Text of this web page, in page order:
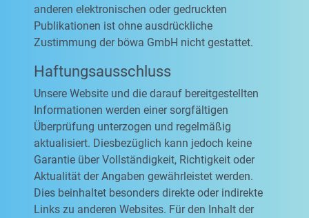
anderen elektronischen oder gedruckten
Publikationen ist ohne ausdrückliche
Zustimmung der böwa GmbH nicht gestattet.
Haftungsausschluss
Unsere Website und die darauf bereitgestellten
Informationen werden einer sorgfältigen
Überprüfung unterzogen und regelmäßig
aktualisiert. Diesbezüglich kann jedoch keine
Garantie über Vollständigkeit, Richtigkeit oder
Aktualität der Angaben gewährleistet werden.
Dies beinhaltet besonders direkte oder indirekte
Links zu anderen Websites. Für den Inhalt der